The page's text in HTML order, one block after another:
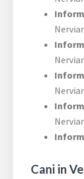
Cani in